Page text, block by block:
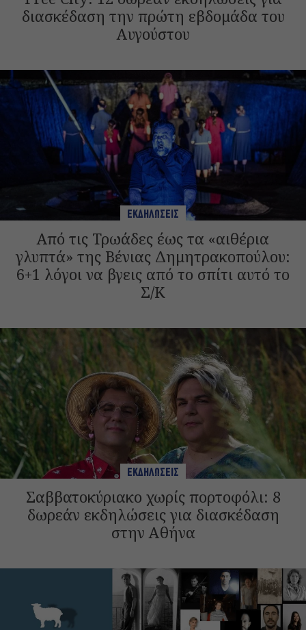
διασκέδαση την πρώτη εβδομάδα του
Αυγούστου
ΕΚΔΗΛΩΣΕΙΣ
Από τις Τρωάδες έως τα «αιθέρια
γλυπτά» της Βένιας Δημητρακοπούλου:
6+1 λόγοι να βγεις από το σπίτι αυτό το
Σ/Κ
ΕΚΔΗΛΩΣΕΙΣ
Σαββατοκύριακο χωρίς πορτοφόλι: 8
δωρεάν εκδηλώσεις για διασκέδαση
στην Αθήνα